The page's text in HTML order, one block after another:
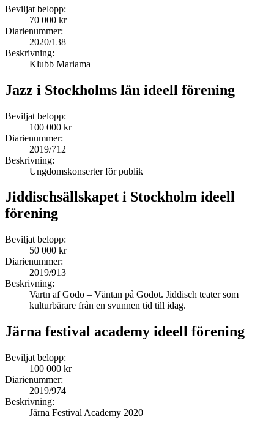
Beviljat belopp:
70 000 kr
Diarienummer:
2020/138
Beskrivning:
Klubb Mariama
Jazz i Stockholms län ideell förening
Beviljat belopp:
100 000 kr
Diarienummer:
2019/712
Beskrivning:
Ungdomskonserter för publik
Jiddischsällskapet i Stockholm ideell
förening
Beviljat belopp:
50 000 kr
Diarienummer:
2019/913
Beskrivning:
Vartn af Godo – Väntan på Godot. Jiddisch teater som
kulturbärare från en svunnen tid till idag.
Järna festival academy ideell förening
Beviljat belopp:
100 000 kr
Diarienummer:
2019/974
Beskrivning:
Järna Festival Academy 2020